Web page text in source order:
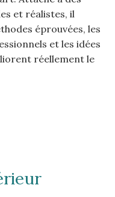
et réalistes, il
éprouvées, les
et les idées
réellement le